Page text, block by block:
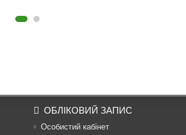
ОБЛІКОВИЙ ЗАПИС
Особистий кабінет